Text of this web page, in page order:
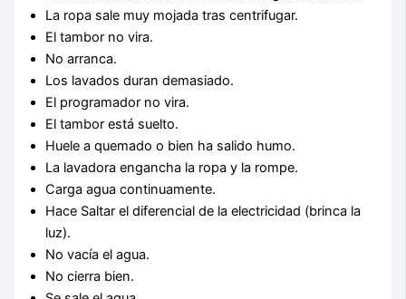
La ropa sale muy mojada tras centrifugar.
El tambor no vira.
No arranca.
Los lavados duran demasiado.
El programador no vira.
El tambor está suelto.
Huele a quemado o bien ha salido humo.
La lavadora engancha la ropa y la rompe.
Carga agua continuamente.
Hace Saltar el diferencial de la electricidad (brinca la
luz).
No vacía el agua.
No cierra bien.